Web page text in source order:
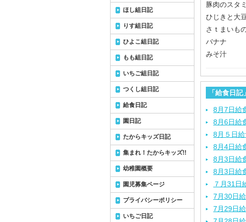
豚肉のスタ
ひじきと大
さｔまいも
バナナ
みそ汁
「給食日
8月7日給
8月6日給
8月５日
8月4日給
8月3日給
8月3日給
７月31日
7月30日
7月29日
ほし組日記
りす組日記
ひよこ組日記
もも組日記
いちご組日記
つくし組日記
給食日記
園日記
たからキッズ日記
集まれ！たからキッズ!!
幼稚園概要
園児募集ページ
プライバシーポリシー
いちご日記